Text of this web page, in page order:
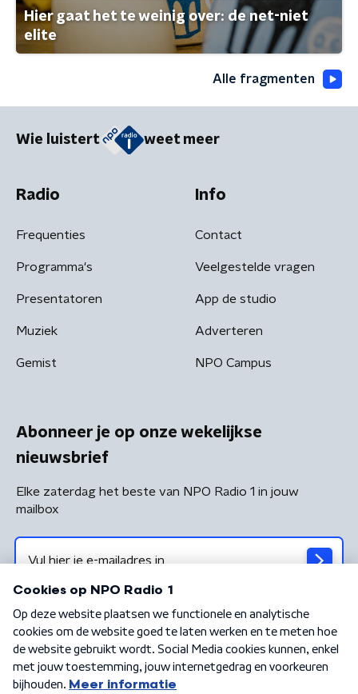
Hier gaat het te weinig over: de net-niet
elite
Alle fragmenten
Wie luistert weet meer
Radio
Frequenties
Programma's
Presentatoren
Muziek
Gemist
Info
Contact
Veelgestelde vragen
App de studio
Adverteren
NPO Campus
Abonneer je op onze wekelijkse
nieuwsbrief
Elke zaterdag het beste van NPO Radio 1 in jouw
mailbox
Algemene voorwaarden Privacybeleid